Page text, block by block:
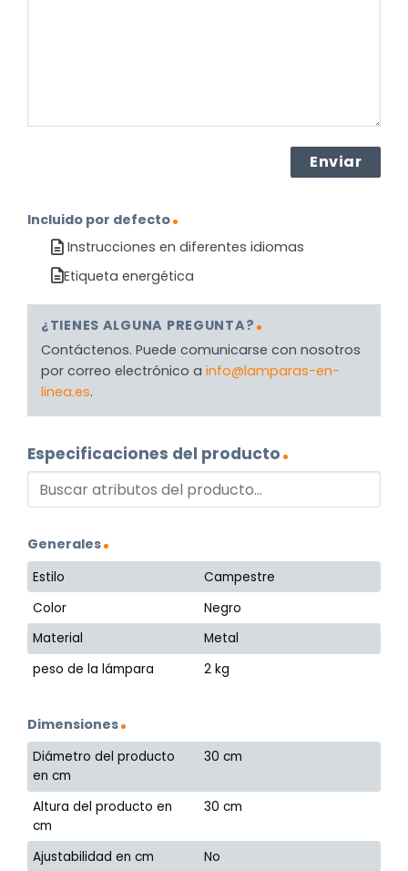
Incluido por defecto
Instrucciones en diferentes idiomas
Etiqueta energética
¿TIENES ALGUNA PREGUNTA?
Contáctenos. Puede comunicarse con nosotros
por correo electrónico a info@lamparas-en-
linea.es.
Especificaciones del producto
Generales
Estilo
Campestre
Color
Negro
Material
Metal
peso de la lámpara
2 kg
Dimensiones
Diámetro del producto
en cm
30 cm
Altura del producto en
cm
30 cm
Ajustabilidad en cm
No